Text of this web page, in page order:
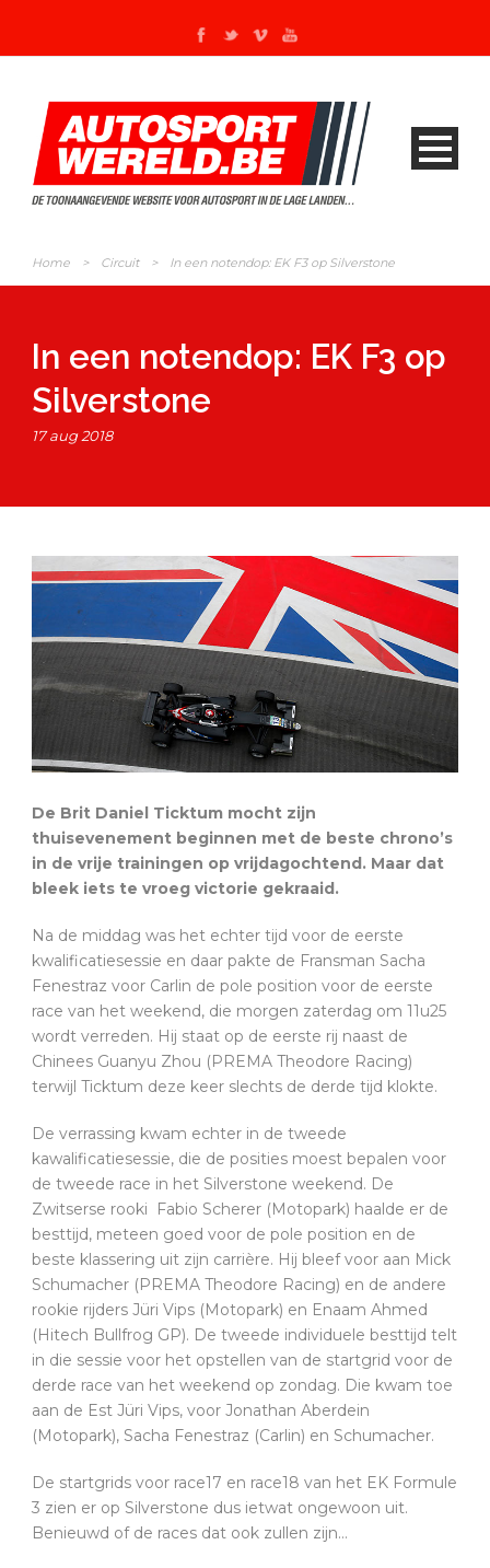
Home > Circuit > In een notendop: EK F3 op Silverstone
In een notendop: EK F3 op
Silverstone
17 aug 2018
De Brit Daniel Ticktum mocht zijn
thuisevenement beginnen met de beste chrono’s
in de vrije trainingen op vrijdagochtend. Maar dat
bleek iets te vroeg victorie gekraaid.
Na de middag was het echter tijd voor de eerste
kwalificatiesessie en daar pakte de Fransman Sacha
Fenestraz voor Carlin de pole position voor de eerste
race van het weekend, die morgen zaterdag om 11u25
wordt verreden. Hij staat op de eerste rij naast de
Chinees Guanyu Zhou (PREMA Theodore Racing)
terwijl Ticktum deze keer slechts de derde tijd klokte.
De verrassing kwam echter in de tweede
kawalificatiesessie, die de posities moest bepalen voor
de tweede race in het Silverstone weekend. De
Zwitserse rooki Fabio Scherer (Motopark) haalde er de
besttijd, meteen goed voor de pole position en de
beste klassering uit zijn carrière. Hij bleef voor aan Mick
Schumacher (PREMA Theodore Racing) en de andere
rookie rijders Jüri Vips (Motopark) en Enaam Ahmed
(Hitech Bullfrog GP). De tweede individuele besttijd telt
in die sessie voor het opstellen van de startgrid voor de
derde race van het weekend op zondag. Die kwam toe
aan de Est Jüri Vips, voor Jonathan Aberdein
(Motopark), Sacha Fenestraz (Carlin) en Schumacher.
De startgrids voor race17 en race18 van het EK Formule
3 zien er op Silverstone dus ietwat ongewoon uit.
Benieuwd of de races dat ook zullen zijn…